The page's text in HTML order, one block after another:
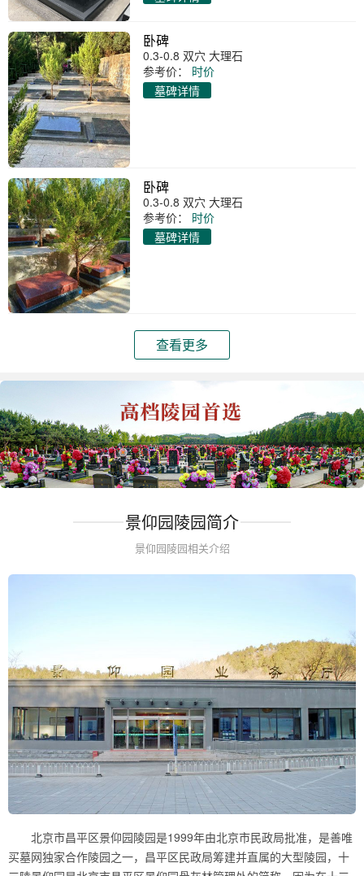
卧碑
0.3-0.8 双穴 大理石
参考价：
时价
墓碑详情
卧碑
0.3-0.8 双穴 大理石
参考价：
时价
墓碑详情
查看更多
景仰园陵园简介
景仰园陵园相关介绍
北京市昌平区景仰园陵园是1999年由北京市民政局批准，是善唯
买墓网独家合作陵园之一，昌平区民政局筹建并直属的大型陵园，十